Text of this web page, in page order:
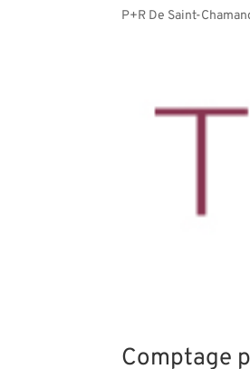
P+R De Saint-
Comptage